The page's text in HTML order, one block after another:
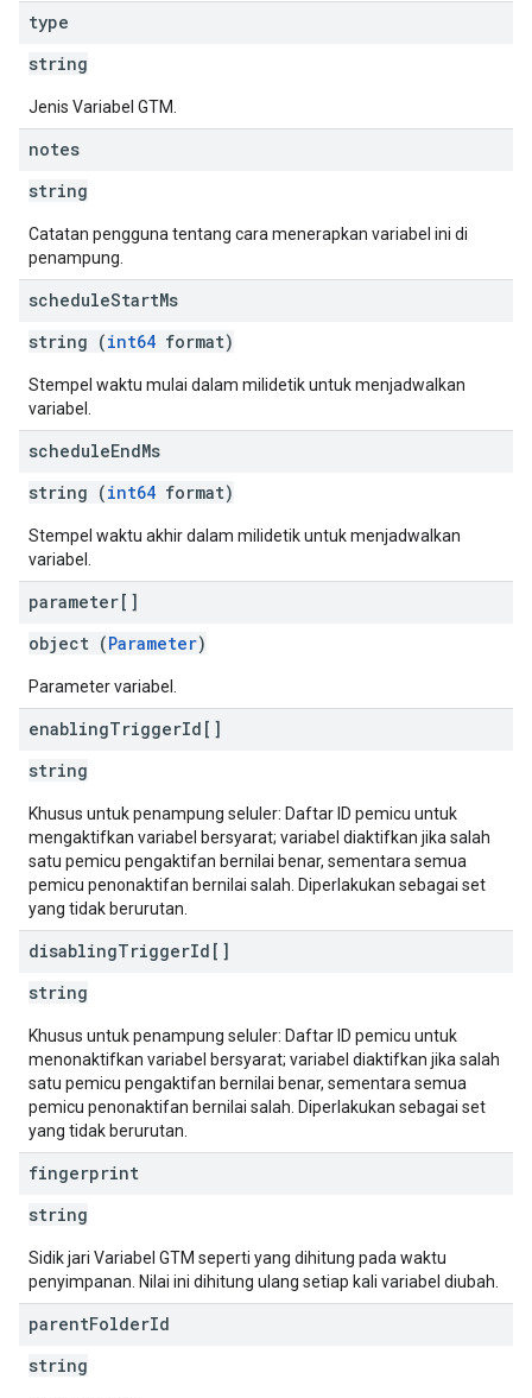
type
string
Jenis Variabel GTM.
notes
string
Catatan pengguna tentang cara menerapkan variabel ini di
penampung.
scheduleStartMs
string (int64 format)
Stempel waktu mulai dalam milidetik untuk menjadwalkan
variabel.
scheduleEndMs
string (int64 format)
Stempel waktu akhir dalam milidetik untuk menjadwalkan
variabel.
parameter[]
object (Parameter)
Parameter variabel.
enablingTriggerId[]
string
Khusus untuk penampung seluler: Daftar ID pemicu untuk
mengaktifkan variabel bersyarat; variabel diaktifkan jika salah
satu pemicu pengaktifan bernilai benar, sementara semua
pemicu penonaktifan bernilai salah. Diperlakukan sebagai set
yang tidak berurutan.
disablingTriggerId[]
string
Khusus untuk penampung seluler: Daftar ID pemicu untuk
menonaktifkan variabel bersyarat; variabel diaktifkan jika salah
satu pemicu pengaktifan bernilai benar, sementara semua
pemicu penonaktifan bernilai salah. Diperlakukan sebagai set
yang tidak berurutan.
fingerprint
string
Sidik jari Variabel GTM seperti yang dihitung pada waktu
penyimpanan. Nilai ini dihitung ulang setiap kali variabel diubah.
parentFolderId
string